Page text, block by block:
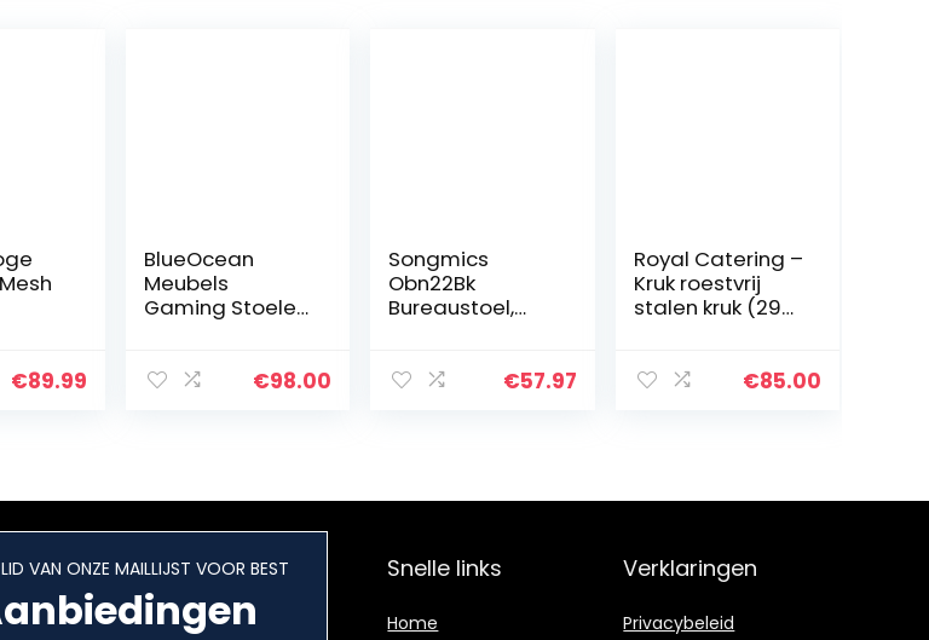
Stoel
€89.99
BlueOcean
Meubels
Gaming Stoelen
Bureaustoel met
Draaibare…
€98.00
Songmics
Obn22Bk
Bureaustoel,
120 Kg
€57.97
Royal Catering –
Kruk roestvrij
stalen kruk (29
hygiënisch en
€85.00
VAN ONZE MAILLIJST VOOR BEST Snelle links
Home
Verklaringen
Privacybeleid